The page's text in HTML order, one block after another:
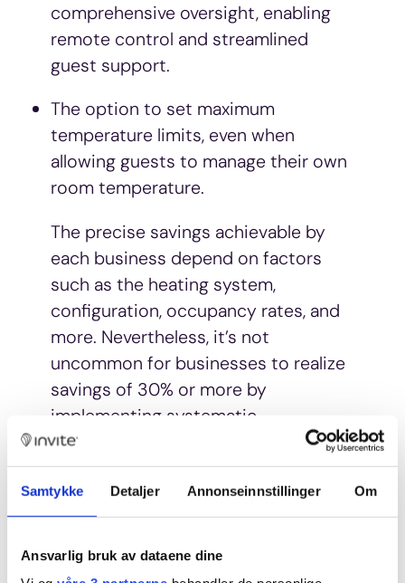
Samtykke Detaljer Annonseinnstillinger Om
Ansvarlig bruk av dataene dine
comprehensive oversight, enabling
remote control and streamlined
guest support.
The option to set maximum
temperature limits, even when
allowing guests to manage their own
room temperature.
The precise savings achievable by
each business depend on factors
such as the heating system,
configuration, occupancy rates, and
more. Nevertheless, it’s not
uncommon for businesses to realize
savings of 30% or more by
implementing systematic
temperature control.
serves both economic and